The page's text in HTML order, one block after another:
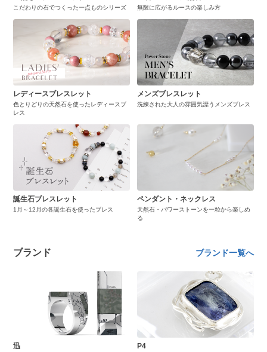
こだわりの石でつくった一点ものシリーズ 無限に広がるルースの楽しみ方
レディースブレスレット
色とりどりの天然石を使ったレディースブ
レス
メンズブレスレット
洗練された大人の雰囲気漂うメンズブレス
誕生石ブレスレット
1月～12月の各誕生石を使ったブレス
ペンダント・ネックレス
天然石・パワーストーンを一粒から楽しめ
る
ブランド ブランド一覧へ
迅 P4